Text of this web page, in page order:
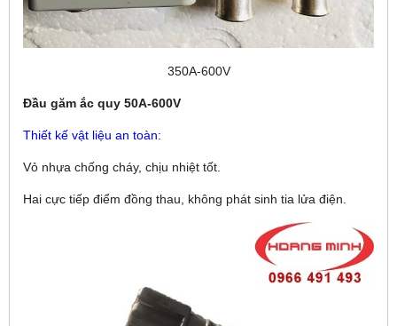
350A-600V
Đầu găm ắc quy 50A-600V
Thiết kế vật liệu an toàn:
Vỏ nhựa chống cháy, chịu nhiệt tốt.
Hai cực tiếp điểm đồng thau, không phát sinh tia lửa điện.